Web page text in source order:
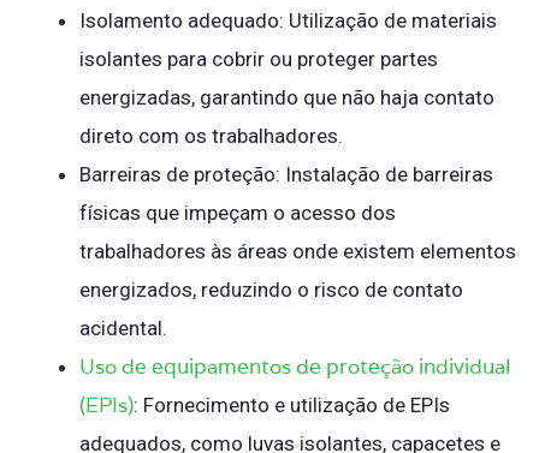
Isolamento adequado: Utilização de materiais
isolantes para cobrir ou proteger partes
energizadas, garantindo que não haja contato
direto com os trabalhadores.
Barreiras de proteção: Instalação de barreiras
físicas que impeçam o acesso dos
trabalhadores às áreas onde existem elementos
energizados, reduzindo o risco de contato
acidental.
Uso de equipamentos de proteção individual
(EPIs): Fornecimento e utilização de EPIs
adequados, como luvas isolantes, capacetes e